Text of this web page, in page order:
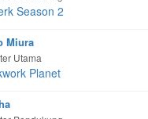
Season 2
Miura
Utama
Planet